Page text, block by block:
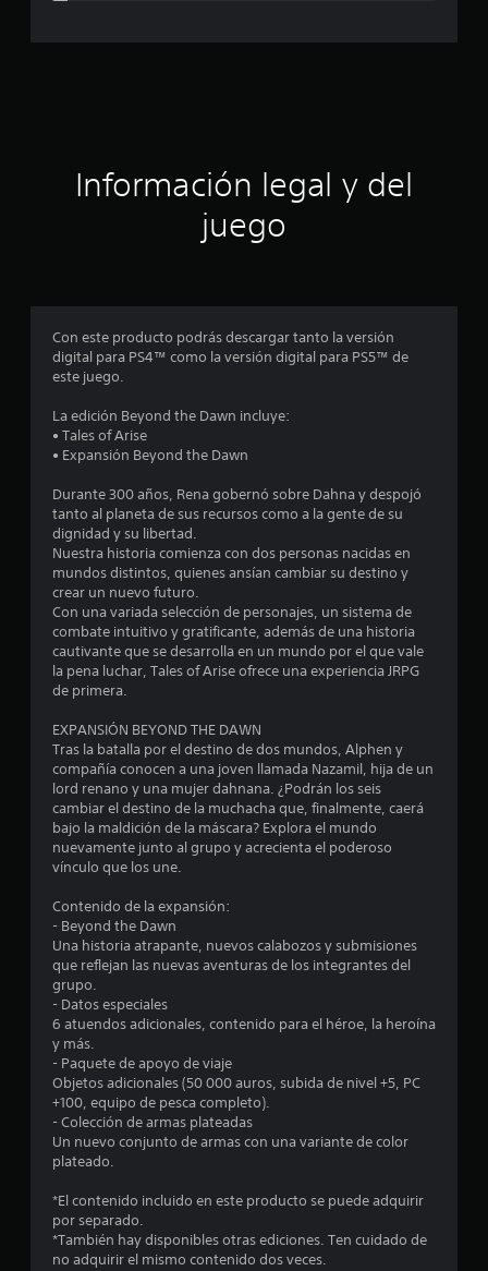
a
ó
r
i
:
4
.
6
e
s
e
l
l
s
d
c
Información legal y del
juego
Con este producto podrás descargar tanto la versión
digital para PS4™ como la versión digital para PS5™ de
este juego.
La edición Beyond the Dawn incluye:
• Tales of Arise
• Expansión Beyond the Dawn
Durante 300 años, Rena gobernó sobre Dahna y despojó
tanto al planeta de sus recursos como a la gente de su
dignidad y su libertad.
Nuestra historia comienza con dos personas nacidas en
mundos distintos, quienes ansían cambiar su destino y
crear un nuevo futuro.
Con una variada selección de personajes, un sistema de
combate intuitivo y gratificante, además de una historia
cautivante que se desarrolla en un mundo por el que vale
la pena luchar, Tales of Arise ofrece una experiencia JRPG
de primera.
EXPANSIÓN BEYOND THE DAWN
Tras la batalla por el destino de dos mundos, Alphen y
compañía conocen a una joven llamada Nazamil, hija de un
lord renano y una mujer dahnana. ¿Podrán los seis
cambiar el destino de la muchacha que, finalmente, caerá
bajo la maldición de la máscara? Explora el mundo
nuevamente junto al grupo y acrecienta el poderoso
vínculo que los une.
Contenido de la expansión:
- Beyond the Dawn
Una historia atrapante, nuevos calabozos y submisiones
que reflejan las nuevas aventuras de los integrantes del
grupo.
- Datos especiales
6 atuendos adicionales, contenido para el héroe, la heroína
y más.
- Paquete de apoyo de viaje
Objetos adicionales (50 000 auros, subida de nivel +5, PC
+100, equipo de pesca completo).
- Colección de armas plateadas
Un nuevo conjunto de armas con una variante de color
plateado.
*El contenido incluido en este producto se puede adquirir
por separado.
*También hay disponibles otras ediciones. Ten cuidado de
no adquirir el mismo contenido dos veces.